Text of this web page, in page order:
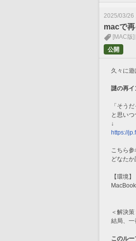
2025/03/26
macで
[MAC版]
公開
久々に
謎の再イ
「そう
と思い
↓
https://
こちら
どなた
【環境】
＜解決策
結局、一
このル